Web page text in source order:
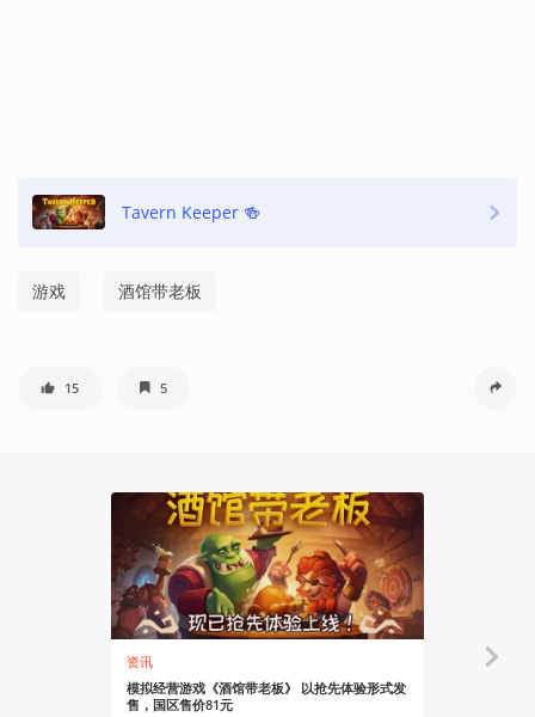
Tavern Keeper 🍻
游戏 酒馆带老板
15 5
资讯
模拟经营游戏《酒馆带老板》 以抢先体验形式发
售，国区售价81元